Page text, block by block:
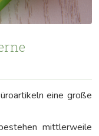
eine große
mittlerweile